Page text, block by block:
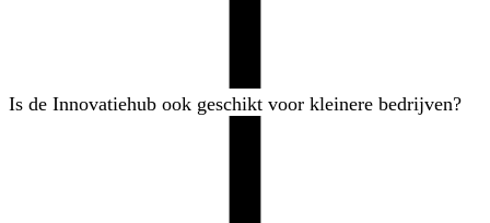
Is de Innovatiehub ook geschikt voor kleinere bedrijven?